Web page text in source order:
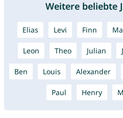
Weitere beliebte
Elias Levi Finn
Leon Theo Julian
Ben Louis Alexander
Paul Henry